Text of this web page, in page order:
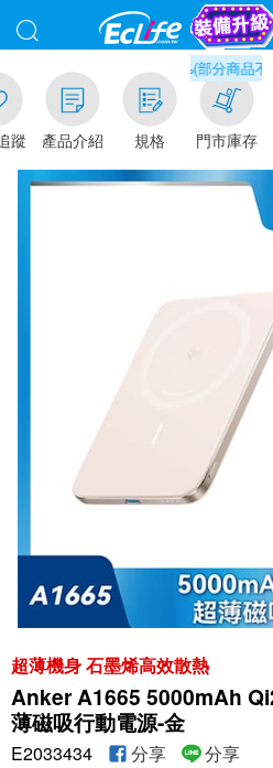
蹤 產品介紹 規格
千元門市取貨現折1%(部分商品不適用)-請
門市庫存
超薄機身 石墨烯高效散熱
Anker A1665 5000mAh
薄磁吸行動電源-金
E2033434 分享 分享